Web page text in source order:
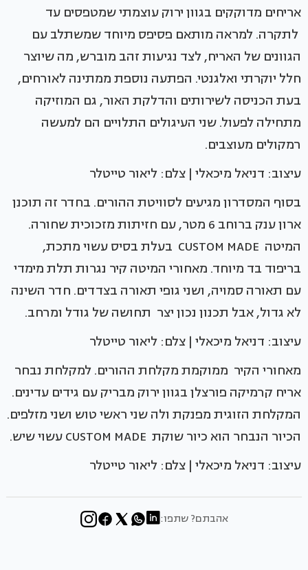
אריחים מדוקקים בגוון ירוק עוצמתי שמטפסים עד
לתקרה. למראה מותאם פסיפס מיוחד שמשתלב עם
הגוונים של האריח, לצד נגיעות זהב מוברש, מה שיוצר
חלל יוקרתי ואלגנטי. הפתעה נוספת ממתינה לאורחים,
בעת הכניסה לשירותים והדלקת האור, גם המוזיקה
מתחילה לפעול. שני העיגולים התלויים הם למעשה
רמקולים מעוצבים.
עיצוב: דניאל מיכאלי | צלם: ליאור טייטלר
בסוף המסדרון מגיעים לסוויטת ההורים. בחדר זה תוכנן
ארון ענק ברוחב 6 מטר, עם חזיתות מזכוכית שחורה.
המיטה CUSTOM MADE בעלת בסיס עשוי מתכת,
בריפוד בד מיוחד. מאחורי המיטה קיר נגרות תלת מימדי
עם תאורה סמויה, ושני גופי תאורה בצדדים. חדר השינה
לא גדול, אבל תכנון נכון יצר תחושה של גודל ומרחב.
עיצוב: דניאל מיכאלי | צלם: ליאור טייטלר
מאחורי הקיר ממוקמת מקלחת ההורים. למקלחת נבחר
אריח קרמיקה פורצלן בגוון ירוק מבריק עם גידים עדינים.
המקלחת הזוגית מפנקת ולה שני ראשי טוש ושני מזלפים.
הכיור הנבחר הוא כיור שוקת CUSTOM MADE עשוי שיש.
עיצוב: דניאל מיכאלי | צלם: ליאור טייטלר
אהבתם? שתפו: